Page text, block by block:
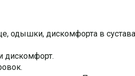
одышки, дискомфорта в
дискомфорт.